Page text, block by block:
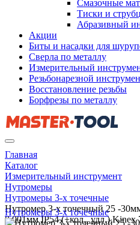
Смазочные
Тиски и
Абразивный
Акции
Биты и насадки для
Сверла по металлу
Измерительный
Резьбонарезной
Восстановление резьбы
Борфрезы по металлу
Главная
Каталог
Измерительный инструмент
Нутромеры
Нутромеры 3-х точечные
Нутромер 3-х точечный 25 -
0,001мм IP54 (+кол., удл.) Kinex
Нутромеры 3-х точечные